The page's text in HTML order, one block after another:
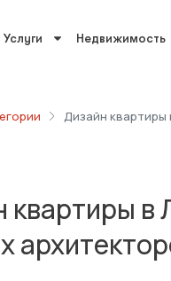
Услуги Недвижимость
Дизайн квартиры
квартиры в